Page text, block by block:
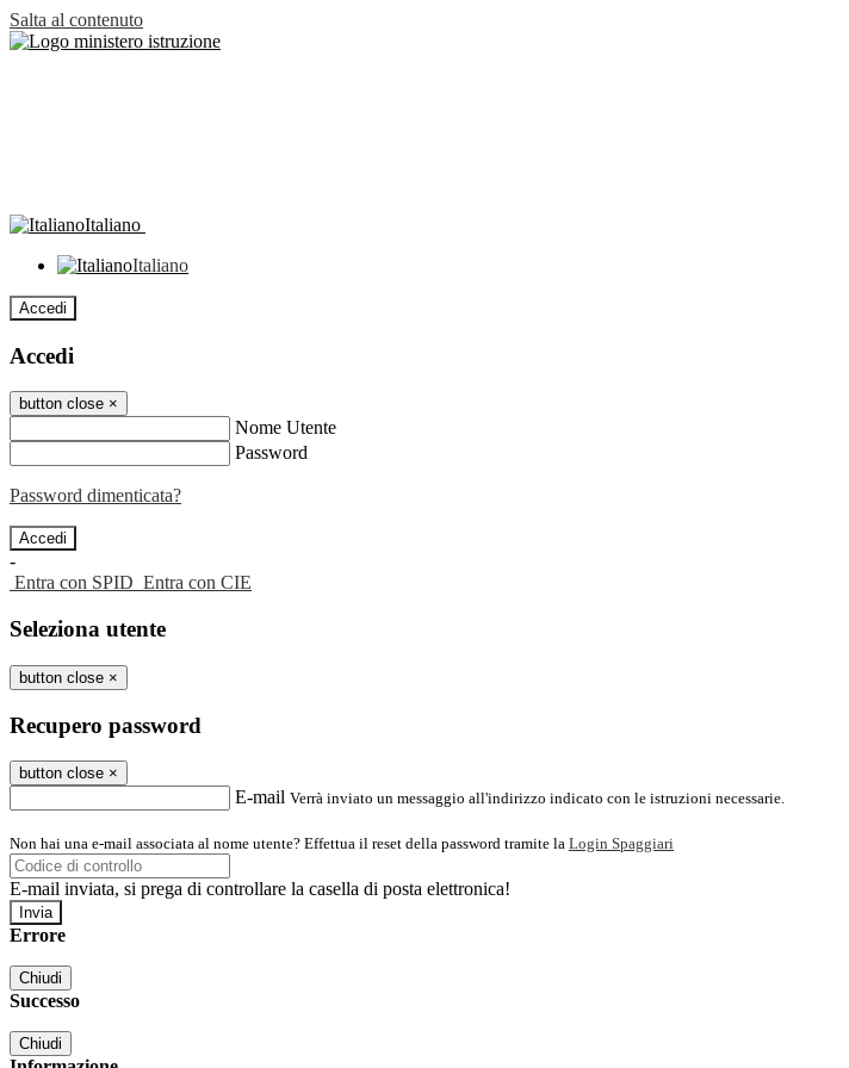
Salta al contenuto
Italiano
Italiano
Accedi
Accedi
button close ×
Nome Utente
Password
Password dimenticata?
-
Entra con SPID Entra con CIE
Seleziona utente
button close ×
Recupero password
button close ×
E-mail Verrà inviato un messaggio all'indirizzo indicato con le istruzioni necessarie.
Non hai una e-mail associata al nome utente? Effettua il reset della password tramite la Login Spaggiari
E-mail inviata, si prega di controllare la casella di posta elettronica!
Errore
Chiudi
Successo
Chiudi